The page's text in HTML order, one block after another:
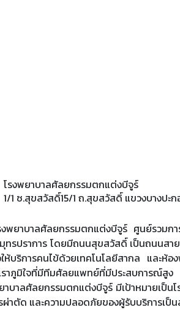
โรงพยาบาลศัลยกรรมตกแต่งบีจูร์
1/1 ซ.สุขสวัสดิ์15/1 ถ.สุขสวัสดิ์ แขวงบางปะ
พยาบาลศัลยกรรมตกแต่งบีจูร์ ศูนย์รวมก
รปราการ โดยมีถนนสุขสวัสดิ์ เป็นถนนสา
บริการคนไข้ด้วยเทคโนโลยีสากล และห้อ
าภูมิใจที่มีทีมศัลยแพทย์ที่มีประสบการณ์สู
บาลศัลยกรรมตกแต่งบีจูร์ มีเป้าหมายเป็
าตัด และความปลอดภัยของผู้รับบริการเป็